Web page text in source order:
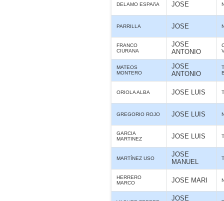
DELAMO ESPAñA JOSE
PARRILLA JOSE
FRANCO
CIURANA
JOSE
ANTONIO
MATEOS
MONTERO
JOSE
ANTONIO
ORIOLA ALBA JOSE LUIS
GREGORIO ROJO JOSE LUIS
GARCIA
MARTINEZ
JOSE LUIS
MARTÍNEZ USO
JOSE
MANUEL
HERRERO
MARCO
JOSE MARI
JOSE